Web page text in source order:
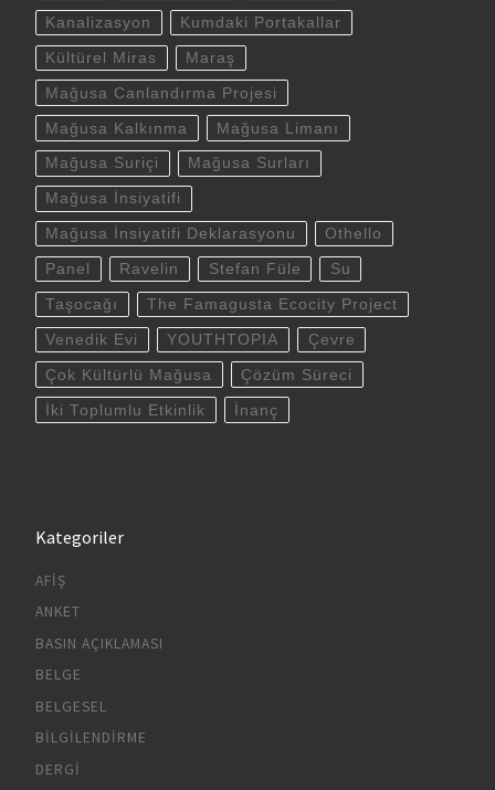
Kanalizasyon Kumdaki Portakallar
Kültürel Miras Maraş
Mağusa Canlandırma Projesi
Mağusa Kalkınma Mağusa Limanı
Mağusa Suriçi Mağusa Surları
Mağusa İnsiyatifi
Mağusa İnsiyatifi Deklarasyonu Othello
Panel Ravelin Stefan Füle Su
Taşocağı The Famagusta Ecocity Project
Venedik Evi YOUTHTOPIA Çevre
Çok Kültürlü Mağusa Çözüm Süreci
İki Toplumlu Etkinlik İnanç
Kategoriler
AFIŞ
ANKET
BASIN AÇIKLAMASI
BELGE
BELGESEL
BILGILENDIRME
DERGI